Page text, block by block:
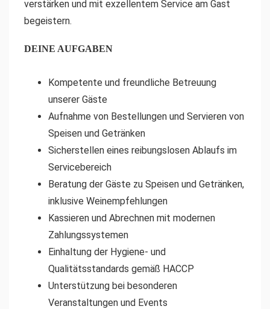
verstärken und mit exzellentem Service am Gast
begeistern.
DEINE AUFGABEN
Kompetente und freundliche Betreuung
unserer Gäste
Aufnahme von Bestellungen und Servieren von
Speisen und Getränken
Sicherstellen eines reibungslosen Ablaufs im
Servicebereich
Beratung der Gäste zu Speisen und Getränken,
inklusive Weinempfehlungen
Kassieren und Abrechnen mit modernen
Zahlungssystemen
Einhaltung der Hygiene- und
Qualitätsstandards gemäß HACCP
Unterstützung bei besonderen
Veranstaltungen und Events